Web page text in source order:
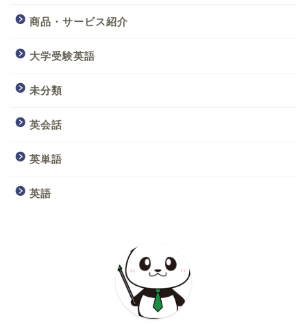
商品・サービス紹介
大学受験英語
未分類
英会話
英単語
英語